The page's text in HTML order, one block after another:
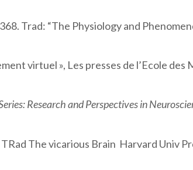
Trad: “The Physiology and
virtuel », Les presses de l’Ecole des
Research and Perspectives in
The vicarious Brain Harvard Univ